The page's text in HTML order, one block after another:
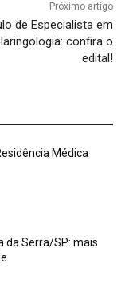
Próximo artigo
de Especialista em
confira o
edital!
Médica
da Serra/SP: mais